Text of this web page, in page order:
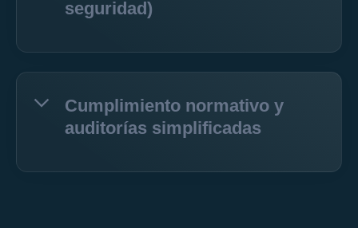
seguridad)
Cumplimiento normativo y
auditorías simplificadas